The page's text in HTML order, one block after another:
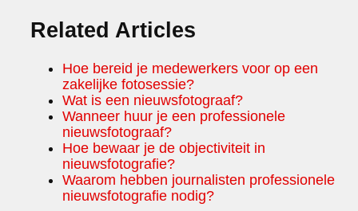
Related Articles
Hoe bereid je medewerkers voor op een
zakelijke fotosessie?
Wat is een nieuwsfotograaf?
Wanneer huur je een professionele
nieuwsfotograaf?
Hoe bewaar je de objectiviteit in
nieuwsfotografie?
Waarom hebben journalisten professionele
nieuwsfotografie nodig?